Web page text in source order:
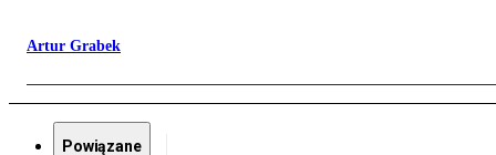
Artur Grabek
Powiązane